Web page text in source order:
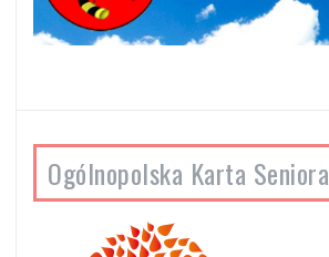
Ogólnopolska Karta Seniora